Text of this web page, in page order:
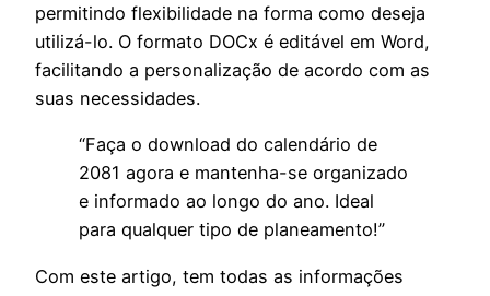
permitindo flexibilidade na forma como deseja
utilizá-lo. O formato DOCx é editável em Word,
facilitando a personalização de acordo com as
suas necessidades.
“Faça o download do calendário de
2081 agora e mantenha-se organizado
e informado ao longo do ano. Ideal
para qualquer tipo de planeamento!”
Com este artigo, tem todas as informações